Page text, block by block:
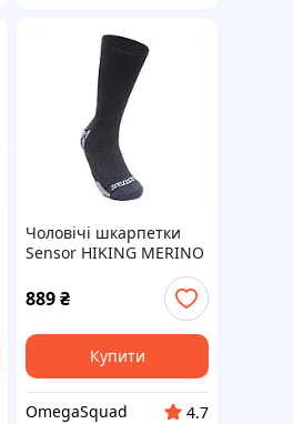
Чоловічі шкарпетки
Sensor HIKING MERINO
M8H81P9913
889₴
Купити
OmegaSquad
4.7